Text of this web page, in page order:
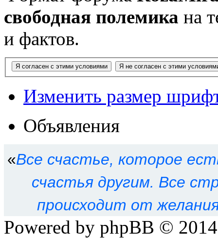
свободная полемика на
и фактов.
Изменить размер
Объявления
«Все счастье, которое
счастья другим. Все
происходит от
Powered by phpBB ©